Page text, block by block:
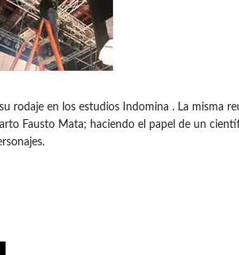
rodaje en los estudios Indomina . La misma
Fausto Mata; haciendo el papel de un